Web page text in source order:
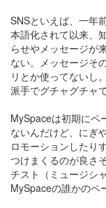
SNSといえば、一年
本語化されて以来、
らせやメッセージが
ない。メッセージそ
リとか使ってないし
派手でグチャグチャ
MySpaceは初期にペ
ないんだけど、にぎ
ロモーションしたり
つけまくるのが良さ
チスト（ミュージシ
MySpaceの誰かのペ